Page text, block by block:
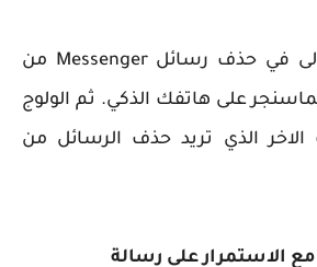
تتمثل الخطوة الأولى في حذف رسائل Messenger من
على هاتفك الذكي. ثم الولوج
الاخر الذي تريد حذف الرسائل من